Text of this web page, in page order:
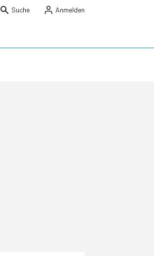
Suche Anmelden